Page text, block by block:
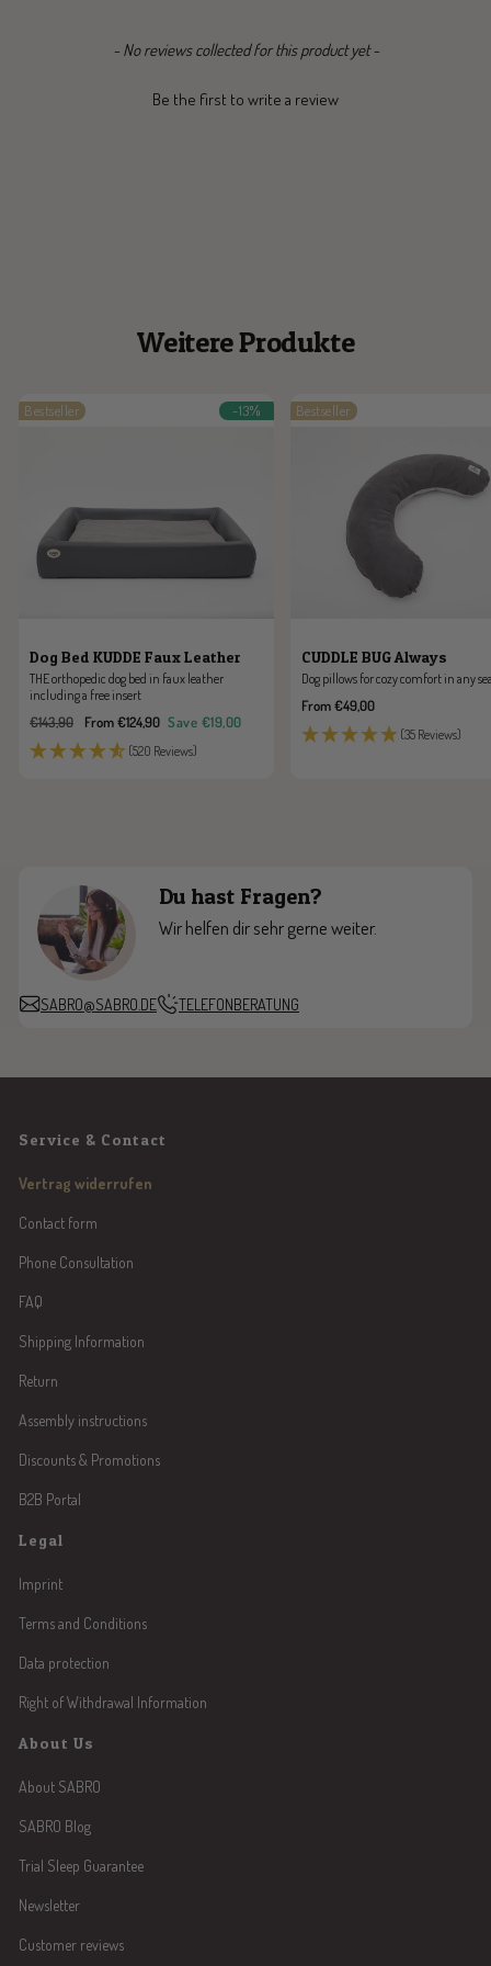
- No reviews collected for this product yet -
Be the first to write a review
New content loaded
Weitere Produkte
Bestseller -13%
Dog Bed KUDDE Faux Leather
THE orthopedic dog bed in faux leather
including a free insert
Sale
price
From €124,90
Regular
price
€143,90 Save €19,00
(520 Reviews)
Bestseller
CUDDLE BUG Always
Dog pillows for cozy comfort in any
Sale
price
From €49,00
(35 Reviews)
Du hast Fragen?
Wir helfen dir sehr gerne weiter.
SABRO@SABRO.DE TELEFONBERATUNG
Service & Contact
Vertrag widerrufen
Contact form
Phone Consultation
FAQ
Shipping Information
Return
Assembly instructions
Discounts & Promotions
B2B Portal
Legal
Imprint
Terms and Conditions
Data protection
Right of Withdrawal Information
About Us
About SABRO
SABRO Blog
Trial Sleep Guarantee
Newsletter
Customer reviews